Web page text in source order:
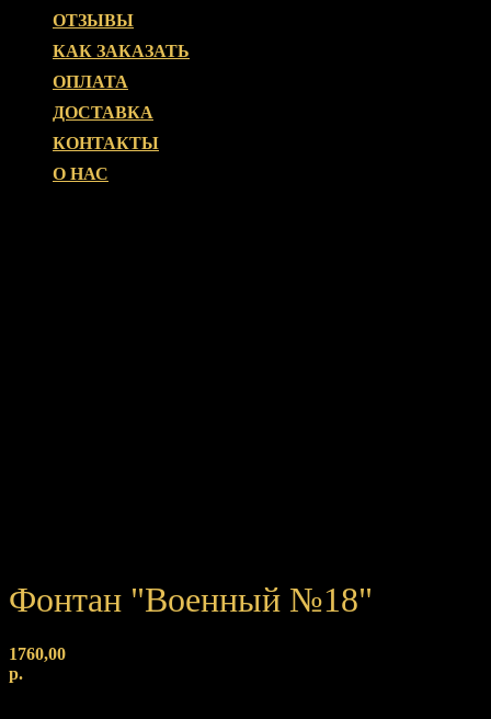
ОТЗЫВЫ
КАК ЗАКАЗАТЬ
ОПЛАТА
ДОСТАВКА
КОНТАКТЫ
О НАС
Фонтан "Военный №18"
1760,00
р.